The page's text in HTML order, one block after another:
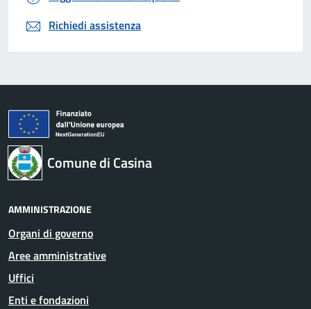
Richiedi assistenza
Comune di Casina
AMMINISTRAZIONE
Organi di governo
Aree amministrative
Uffici
Enti e fondazioni